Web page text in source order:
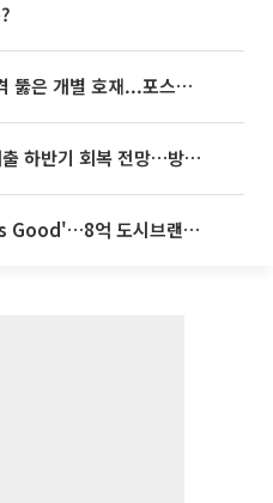
[증시키워드] 반도체 충격 뚫은 개별 호재...포스코퓨처엠·에코프로·한화솔루션 '눈길'
iM "LIG D&A, 천궁-II 매출 하반기 회복 전망…방산 톱픽 유지"
시브랜드, 용산 대통령실 CI 업체가 수행